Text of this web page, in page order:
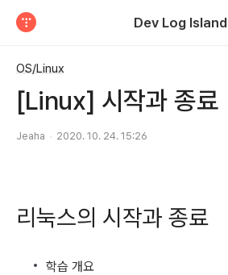
Dev Log Island
OS/Linux
[Linux] 시작과 종료
Jeaha 2020. 10. 24. 15:26
리눅스의 시작과 종료
학습 개요